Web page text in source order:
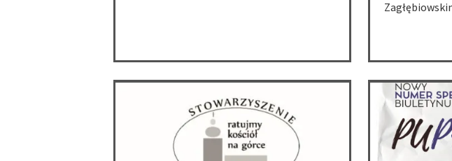
715, rocznica urodzin króla Kazimierza III Wielkiego - zaproszenie na
Szkoły